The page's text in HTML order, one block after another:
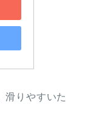
滑りやすいた